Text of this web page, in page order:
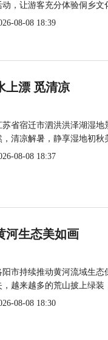
动，让游客充分体验侗乡文
08-08 18:39
上漂 觅清凉
苏省宿迁市泗洪洪泽湖湿地
，清凉解暑，静享湿地初秋
08-08 18:37
河生态美如画
阳市持续推动黄河流域生
，越来越多的荒山披上绿
08-08 18:30